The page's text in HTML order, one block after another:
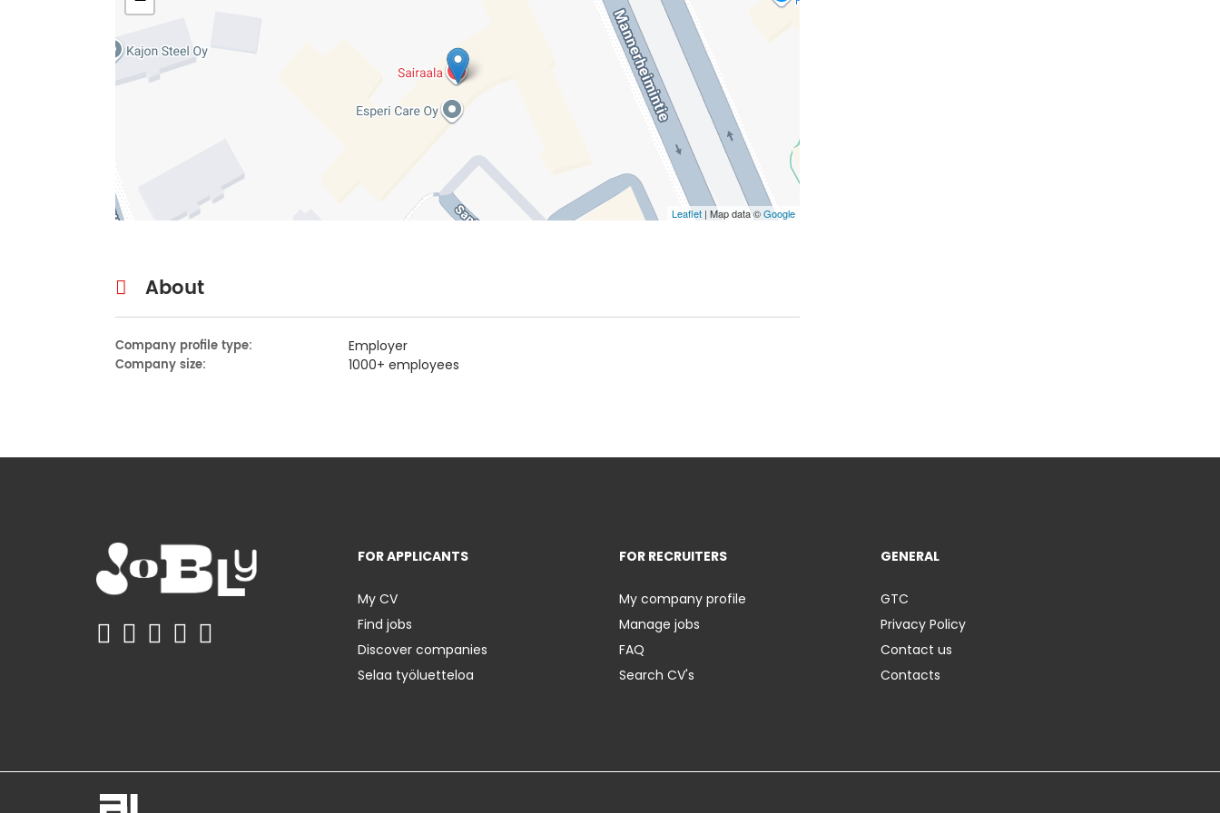
About
Company profile type: Employer
Company size: 1000+ employees
Leaflet | Map data ©Google
FOR APPLICANTS
My CV
Find jobs
Discover companies
Selaa työluetteloa
FOR RECRUITERS
My company profile
Manage jobs
FAQ
Search CV's
GENERAL
GTC
Privacy Policy
Contact us
Contacts